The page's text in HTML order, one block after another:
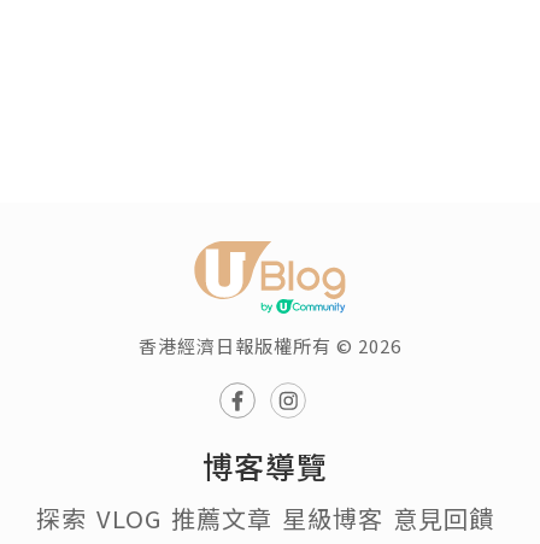
香港經濟日報版權所有 © 2026
博客導覽
探索 VLOG 推薦文章 星級博客 意見回饋